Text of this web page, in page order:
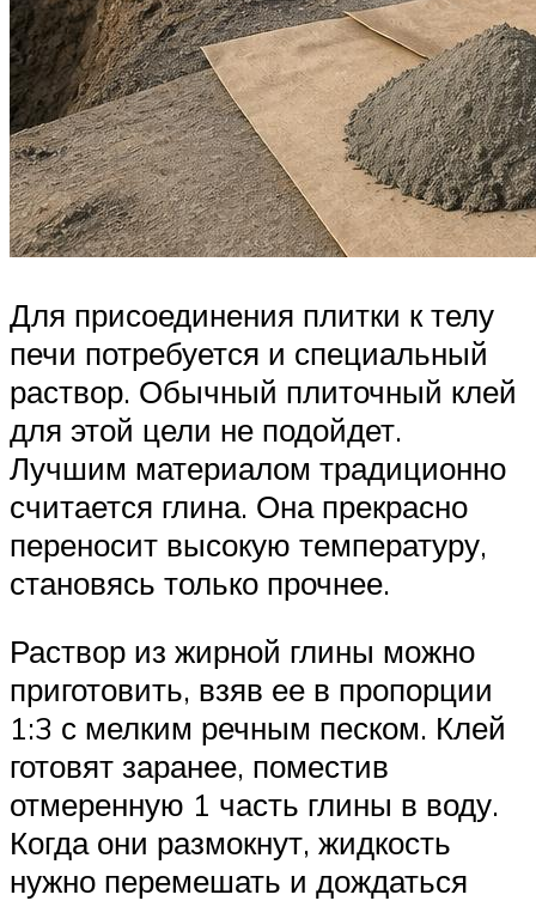
Для присоединения плитки к телу
печи потребуется и специальный
раствор. Обычный плиточный клей
для этой цели не подойдет.
Лучшим материалом традиционно
считается глина. Она прекрасно
переносит высокую температуру,
становясь только прочнее.
Раствор из жирной глины можно
приготовить, взяв ее в пропорции
1:3 с мелким речным песком. Клей
готовят заранее, поместив
отмеренную 1 часть глины в воду.
Когда они размокнут, жидкость
нужно перемешать и дождаться